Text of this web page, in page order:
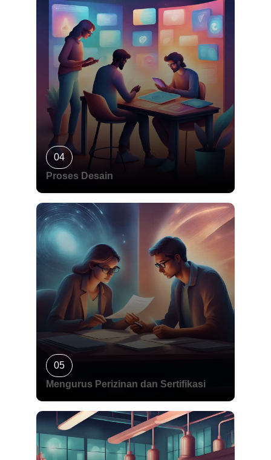
04
Proses Desain
05
Mengurus Perizinan dan Sertifikasi